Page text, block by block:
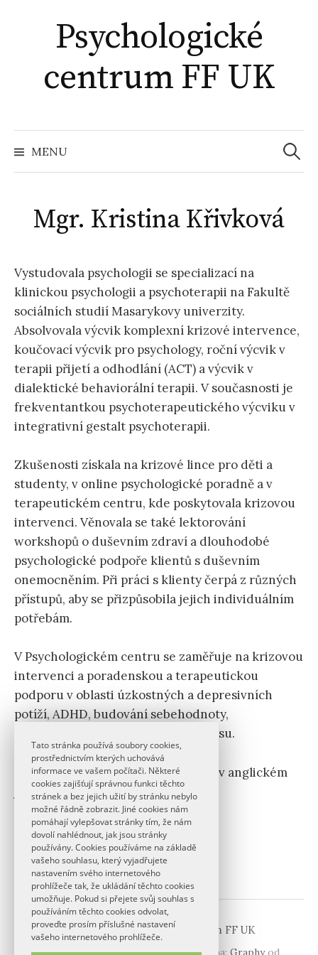
Tato stránka používá soubory cookies,
prostřednictvím kterých uchovává
informace ve vašem počítači. Některé
cookies zajišťují správnou funkci těchto
stránek a bez jejich užití by stránku nebylo
možné řádně zobrazit. Jiné cookies nám
pomáhají vylepšovat stránky tím, že nám
dovolí nahlédnout, jak jsou stránky
používány. Cookies používáme na základě
vašeho souhlasu, který vyjadřujete
nastavením svého internetového
prohlížeče tak, že ukládání těchto cookies
umožňuje. Pokud si přejete svůj souhlas s
používáním těchto cookies odvolat,
proveďte prosím příslušné nastavení
vašeho internetového prohlížeče.
Psychologické
centrum FF UK
MENU
Mgr. Kristina Křivková
Vystudovala psychologii se specializací na
klinickou psychologii a psychoterapii na Fakultě
sociálních studií Masarykovy univerzity.
Absolvovala výcvik komplexní krizové intervence,
koučovací výcvik pro psychology, roční výcvik v
terapii přijetí a odhodlání (ACT) a výcvik v
dialektické behaviorální terapii. V současnosti je
frekventantkou psychoterapeutického výcviku v
integrativní gestalt psychoterapii.
Zkušenosti získala na krizové lince pro děti a
studenty, v online psychologické poradně a v
terapeutickém centru, kde poskytovala krizovou
intervenci. Věnovala se také lektorování
workshopů o duševním zdraví a dlouhodobé
psychologické podpoře klientů s duševním
onemocněním. Při práci s klienty čerpá z různých
přístupů, aby se přizpůsobila jejich individuálním
potřebám.
V Psychologickém centru se zaměřuje na krizovou
intervenci a poradenskou a terapeutickou
podporu v oblasti úzkostných a depresivních
potíží, ADHD, budování sebehodnoty,
mezilidských vztahů a zvládání stresu.
Kristina poskytuje konzultace také v anglickém
jazyce.
© 2026Psychologické centrum FF UK
PoužíváWordPress(v češtině)|Šablona: Graphyod